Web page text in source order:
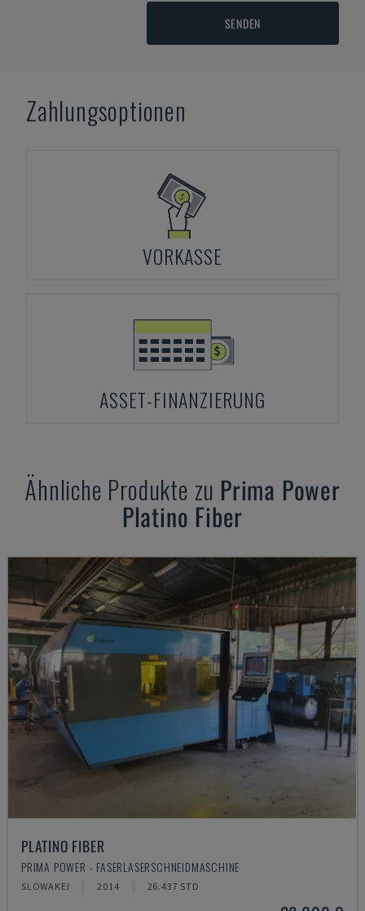
SENDEN
Zahlungsoptionen
VORKASSE
ASSET-FINANZIERUNG
Ähnliche Produkte zu Prima Power
Platino Fiber
PLATINO FIBER
PRIMA POWER - FASERLASERSCHNEIDMASCHINE
SLOWAKEI 2014 26.437 STD